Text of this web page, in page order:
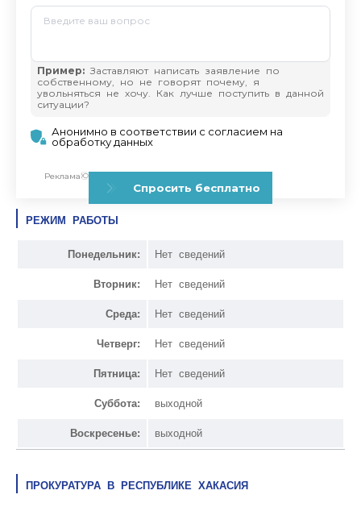
РЕЖИМ РАБОТЫ
Понедельник: Нет сведений
Вторник: Нет сведений
Среда: Нет сведений
Четверг: Нет сведений
Пятница: Нет сведений
Суббота: выходной
Воскресенье: выходной
ПРОКУРАТУРА В РЕСПУБЛИКЕ ХАКАСИЯ